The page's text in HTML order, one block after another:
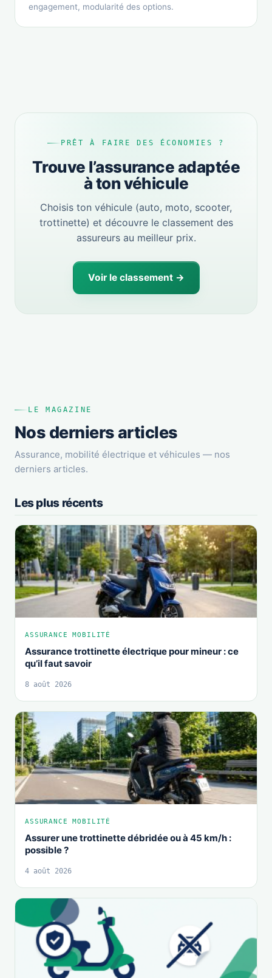
engagement, modularité des options.
PRÊT À FAIRE DES ÉCONOMIES ?
Trouve l’assurance adaptée
à ton véhicule
Choisis ton véhicule (auto, moto, scooter,
trottinette) et découvre le classement des
assureurs au meilleur prix.
Voir le classement →
LE MAGAZINE
Nos derniers articles
Assurance, mobilité électrique et véhicules — nos
derniers articles.
Les plus récents
ASSURANCE MOBILITÉ
Assurance trottinette électrique pour mineur : ce
qu’il faut savoir
8 août 2026
ASSURANCE MOBILITÉ
Assurer une trottinette débridée ou à 45 km/h :
possible ?
4 août 2026